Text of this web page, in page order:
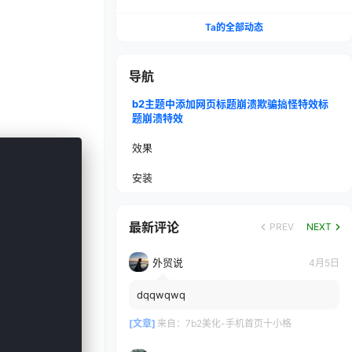
Ta的全部动态
导航
b2主题中添加网页标题崩溃欺骗搞怪特效标
题崩溃特效
效果
安装
最新评论 PREV NEXT
外贸说 4月5日
dqqwqwq
[文章] 来自： 7b2美化-手机首页十小格